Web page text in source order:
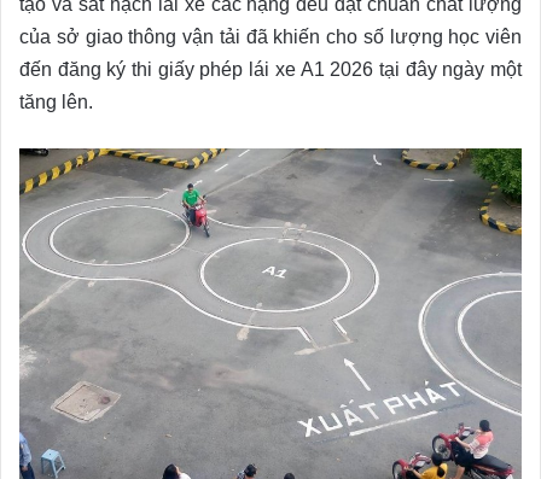
tạo và sát hạch lái xe các hạng đều đạt chuẩn chất lượng
của sở giao thông vận tải đã khiến cho số lượng học viên
đến đăng ký thi giấy phép lái xe A1 2026 tại đây ngày một
tăng lên.